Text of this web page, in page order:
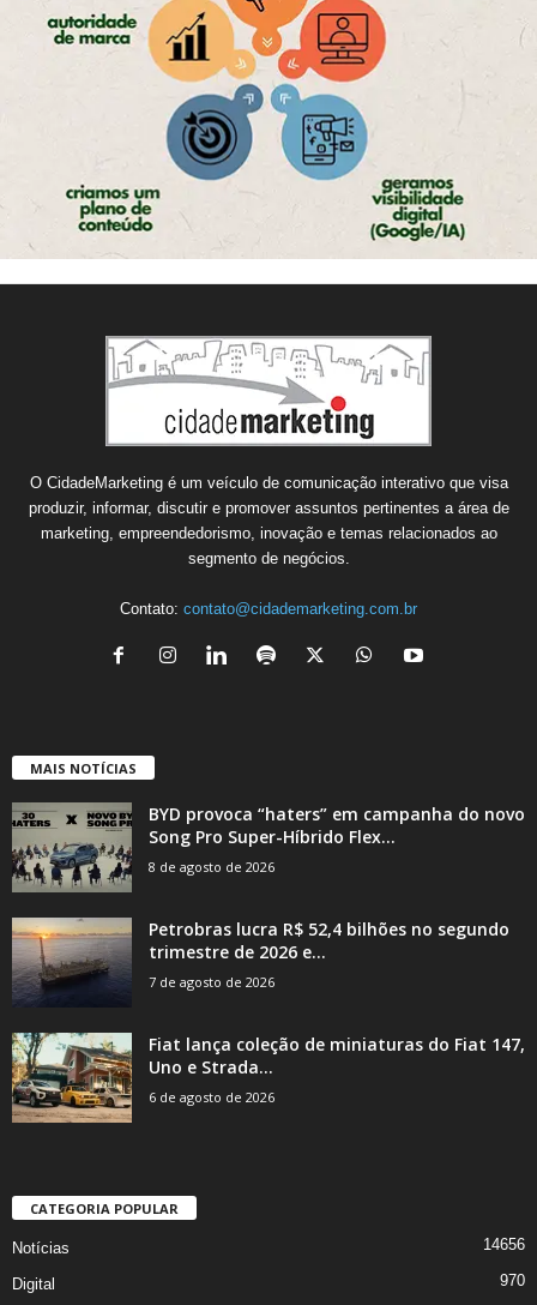
O CidadeMarketing é um veículo de comunicação interativo que visa
produzir, informar, discutir e promover assuntos pertinentes a área de
marketing, empreendedorismo, inovação e temas relacionados ao
segmento de negócios.
Contato: contato@cidademarketing.com.br
MAIS NOTÍCIAS
BYD provoca “haters” em campanha do novo
Song Pro Super-Híbrido Flex...
8 de agosto de 2026
Petrobras lucra R$ 52,4 bilhões no segundo
trimestre de 2026 e...
7 de agosto de 2026
Fiat lança coleção de miniaturas do Fiat 147,
Uno e Strada...
6 de agosto de 2026
CATEGORIA POPULAR
Notícias 14656
Digital 970